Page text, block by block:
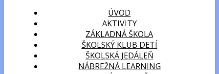
ÚVOD
AKTIVITY
ZÁKLADNÁ ŠKOLA
ŠKOLSKÝ KLUB DETÍ
ŠKOLSKÁ JEDÁLEŇ
NÁBREŽNÁ LEARNING